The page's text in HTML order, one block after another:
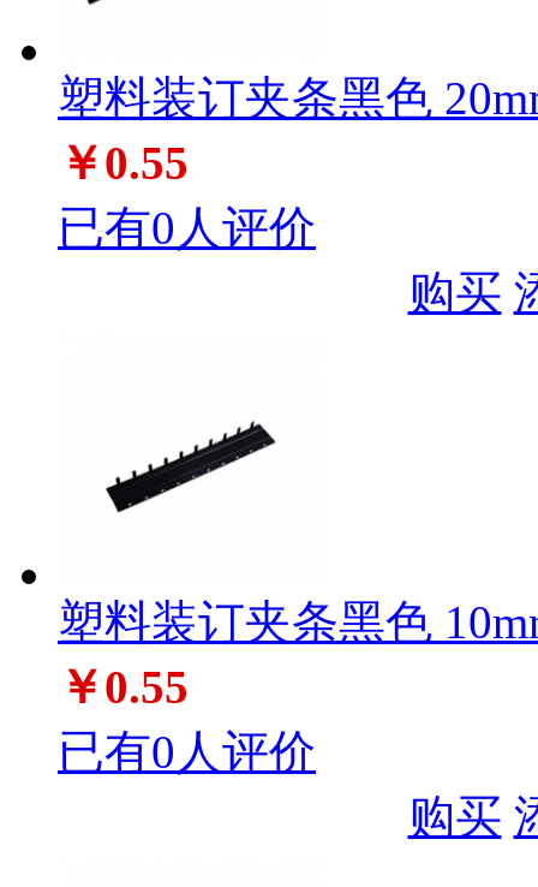
塑料装订夹条黑色
￥0.55
已有0人评价
购买
塑料装订夹条黑色
￥0.55
已有0人评价
购买